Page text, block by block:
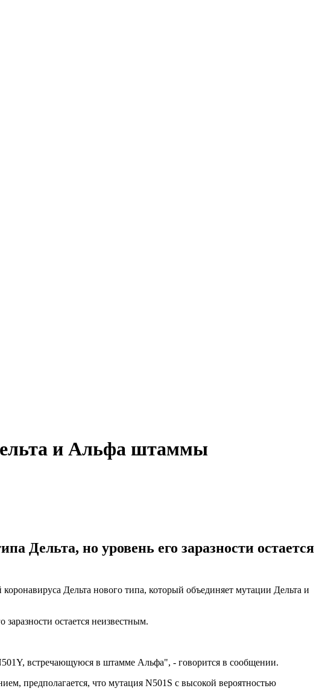
и Альфа штаммы
Дельта, но уровень его заразности остается
Дельта нового типа, который объединяет мутации Дельта и
остается неизвестным.
встречающуюся в штамме Альфа", - говорится в сообщении.
предполагается, что мутация N501S с высокой вероятностью